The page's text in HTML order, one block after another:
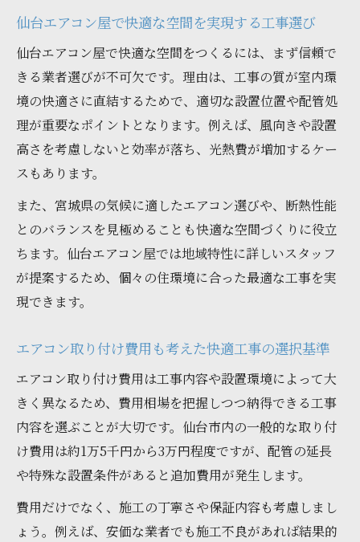
仙台エアコン屋で快適な空間を実現する工事選び
仙台エアコン屋で快適な空間をつくるには、まず信頼で
きる業者選びが不可欠です。理由は、工事の質が室内環
境の快適さに直結するためで、適切な設置位置や配管処
理が重要なポイントとなります。例えば、風向きや設置
高さを考慮しないと効率が落ち、光熱費が増加するケー
スもあります。
また、宮城県の気候に適したエアコン選びや、断熱性能
とのバランスを見極めることも快適な空間づくりに役立
ちます。仙台エアコン屋では地域特性に詳しいスタッフ
が提案するため、個々の住環境に合った最適な工事を実
現できます。
エアコン取り付け費用も考えた快適工事の選択基準
エアコン取り付け費用は工事内容や設置環境によって大
きく異なるため、費用相場を把握しつつ納得できる工事
内容を選ぶことが大切です。仙台市内の一般的な取り付
け費用は約1万5千円から3万円程度ですが、配管の延長
や特殊な設置条件があると追加費用が発生します。
費用だけでなく、施工の丁寧さや保証内容も考慮しまし
ょう。例えば、安価な業者でも施工不良があれば結果的